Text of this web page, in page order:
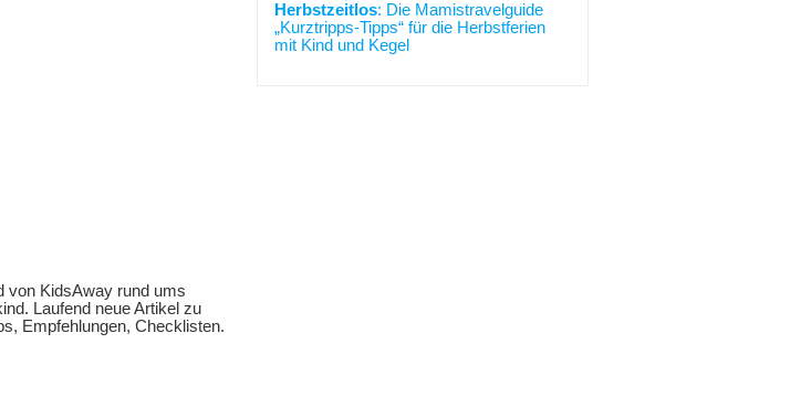
von KidsAway rund ums
Laufend neue Artikel zu
Empfehlungen, Checklisten.
Herbstzeitlos: Die Mamistravelguide
„Kurztripps-Tipps“ für die Herbstferien
mit Kind und Kegel